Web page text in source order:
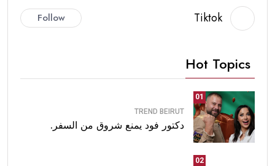
Tiktok
Follow
Hot Topics
01
TREND BEIRUT
دكتور فود يمنع شروق من السفر.
02